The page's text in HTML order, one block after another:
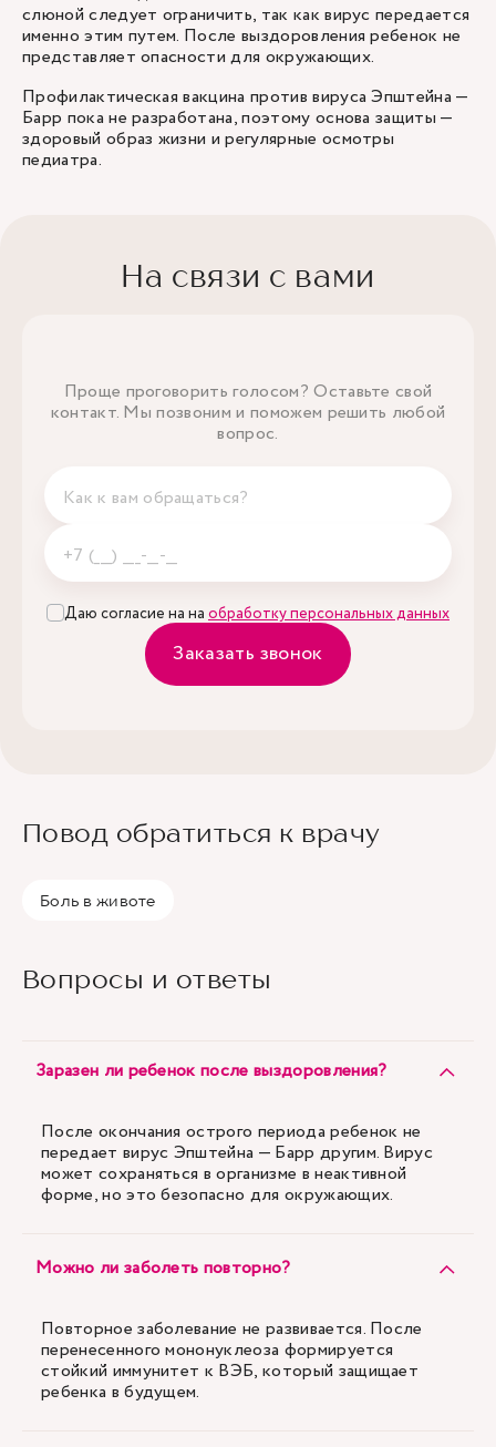
слюной следует ограничить, так как вирус передается
именно этим путем. После выздоровления ребенок не
представляет опасности для окружающих.
Профилактическая вакцина против вируса Эпштейна —
Барр пока не разработана, поэтому основа защиты —
здоровый образ жизни и регулярные осмотры
педиатра.
На связи с вами
Проще проговорить голосом? Оставьте свой
контакт. Мы позвоним и поможем решить любой
вопрос.
Даю согласие на на обработку персональных данных
Заказать звонок
Повод обратиться к врачу
Боль в животе
Вопросы и ответы
Заразен ли ребенок после выздоровления?
После окончания острого периода ребенок не
передает вирус Эпштейна — Барр другим. Вирус
может сохраняться в организме в неактивной
форме, но это безопасно для окружающих.
Можно ли заболеть повторно?
Повторное заболевание не развивается. После
перенесенного мононуклеоза формируется
стойкий иммунитет к ВЭБ, который защищает
ребенка в будущем.